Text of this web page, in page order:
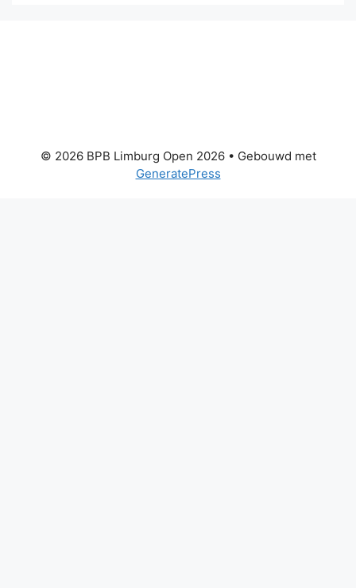
© 2026 BPB Limburg Open 2026• Gebouwd met
GeneratePress